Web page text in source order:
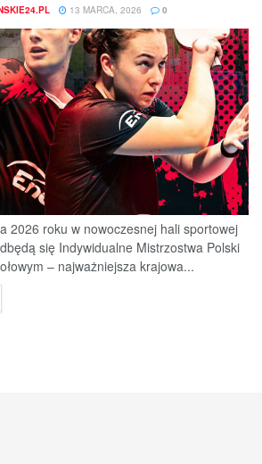
13 MARCA, 2026 0
2026 roku w nowoczesnej hali sportowej
się Indywidualne Mistrzostwa Polski
– najważniejsza krajowa...